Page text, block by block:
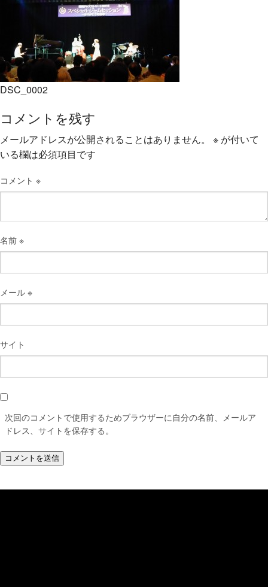
DSC_0002
コメントを残す
メールアドレスが公開されることはありません。 ※ が付いて
いる欄は必須項目です
コメント ※
名前 ※
メール ※
サイト
次回のコメントで使用するためブラウザーに自分の名前、メールア
ドレス、サイトを保存する。